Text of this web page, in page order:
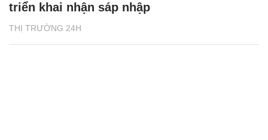
THỊ TRƯỜNG 24H
triển khai nhận sáp nhập